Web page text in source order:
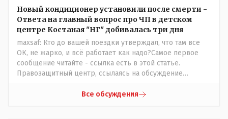
Новый кондиционер установили после смерти -
Ответа на главный вопрос про ЧП в детском
центре Костаная "НГ" добивалась три дня
maxsaf: Кто до вашей поездки утверждал, что там все
ОК, не жарко, и всё работает как надо?Самое первое
сообщение читайте - ссылка есть в этой статье.
Правозащитный центр, ссылаясь на обсуждение
прислали ему в виде аудиосообщений, пишет, что
Все обсуждения